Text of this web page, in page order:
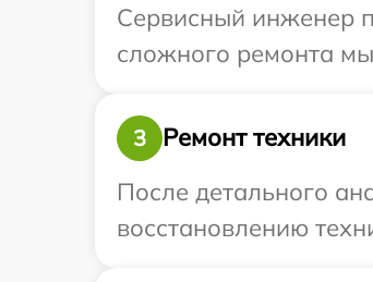
Сервисный инженер
сложного ремонта
3
Ремонт техники
После детального
восстановлению